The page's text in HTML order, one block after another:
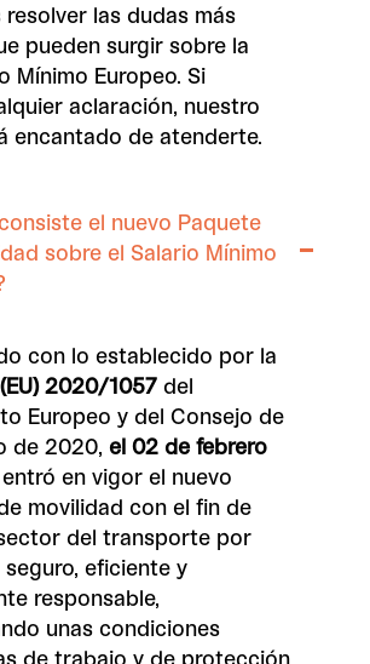
las dudas más
pueden surgir sobre la
Mínimo Europeo. Si
aclaración, nuestro
encantado de atenderte.
el nuevo Paquete
sobre el Salario Mínimo
con lo establecido por la
2020/1057del
Europeo y del Consejo de
de 2020, el 02 de febrero
en vigor el nuevo
movilidad con el fin de
del transporte por
eficiente y
responsable,
unas condiciones
de trabajo y de protección